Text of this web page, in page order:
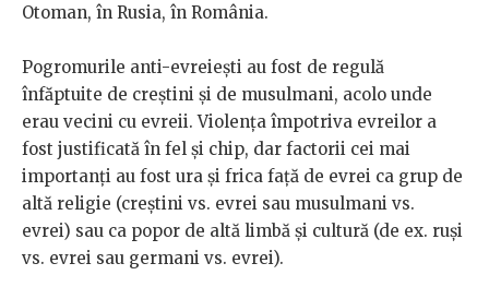
Otoman, în Rusia, în România.
Pogromurile anti-evreiești au fost de regulă
înfăptuite de creștini și de musulmani, acolo unde
erau vecini cu evreii. Violența împotriva evreilor a
fost justificată în fel și chip, dar factorii cei mai
importanți au fost ura și frica față de evrei ca grup de
altă religie (creștini vs. evrei sau musulmani vs.
evrei) sau ca popor de altă limbă și cultură (de ex. ruși
vs. evrei sau germani vs. evrei).